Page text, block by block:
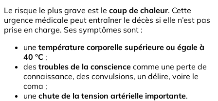
Le risque le plus grave est le coup de chaleur. Cette
urgence médicale peut entraîner le décès si elle n’est pas
prise en charge. Ses symptômes sont :
une température corporelle supérieure ou égale à
40 °C ;
des troubles de la conscience comme une perte de
connaissance, des convulsions, un délire, voire le
coma ;
une chute de la tension artérielle importante.